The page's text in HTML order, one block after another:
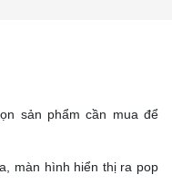
sản phẩm cần mua để
màn hình hiển thị ra pop